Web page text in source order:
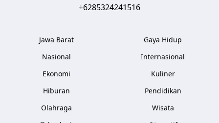
+6285324241516
Jawa Barat
Nasional
Ekonomi
Hiburan
Olahraga
Gaya Hidup
Internasional
Kuliner
Pendidikan
Wisata